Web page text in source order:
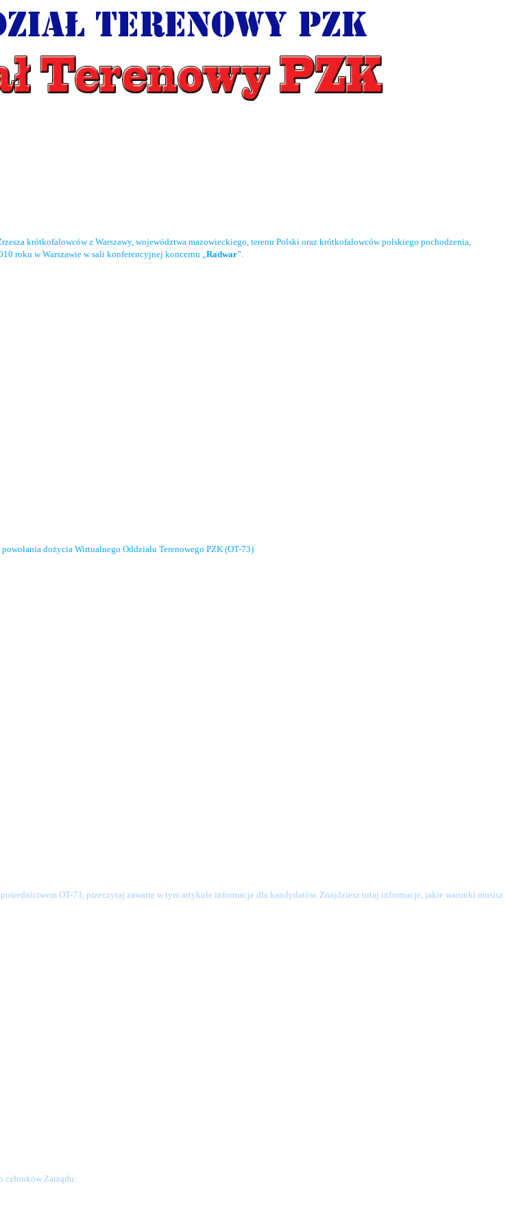
krótkofalowców z Warszawy, województwa mazowieckiego, terenu Polski oraz krótkofalowców polskiego pochodzenia,
roku w Warszawie w sali konferencyjnej koncernu „Radwar”.
dożycia Wirtualnego Oddziału Terenowego PZK (OT-73)
OT-73, przeczytaj zawarte w tym artykule informacje dla kandydatów. Znajdziesz tutaj informacje, jakie warunki musisz
członków Zarządu: